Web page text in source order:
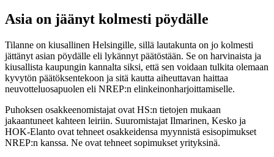
Asia on jäänyt kolmesti pöydälle
Tilanne on kiusallinen Helsingille, sillä lautakunta on jo kolmesti
jättänyt asian pöydälle eli lykännyt päätöstään. Se on harvinaista ja
kiusallista kaupungin kannalta siksi, että sen voidaan tulkita olemaan
kyvytön päätöksentekoon ja sitä kautta aiheuttavan haittaa
neuvotteluosapuolen eli NREP:n elinkeinonharjoittamiselle.
Puhoksen osakkeenomistajat ovat HS:n tietojen mukaan
jakaantuneet kahteen leiriin. Suuromistajat Ilmarinen, Kesko ja
HOK-Elanto ovat tehneet osakkeidensa myynnistä esisopimukset
NREP:n kanssa. Ne ovat tehneet sopimukset yrityksinä.